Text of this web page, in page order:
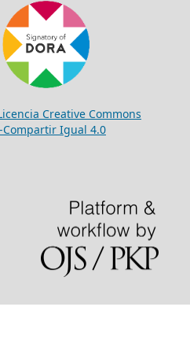
Creative Commons
Igual 4.0